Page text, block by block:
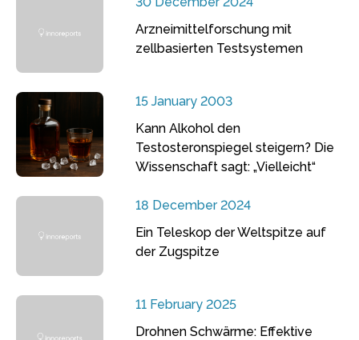
Arzneimittelforschung mit
zellbasierten Testsystemen
15 January 2003
Kann Alkohol den
Testosteronspiegel steigern? Die
Wissenschaft sagt: „Vielleicht“
18 December 2024
Ein Teleskop der Weltspitze auf
der Zugspitze
11 February 2025
Drohnen Schwärme: Effektive